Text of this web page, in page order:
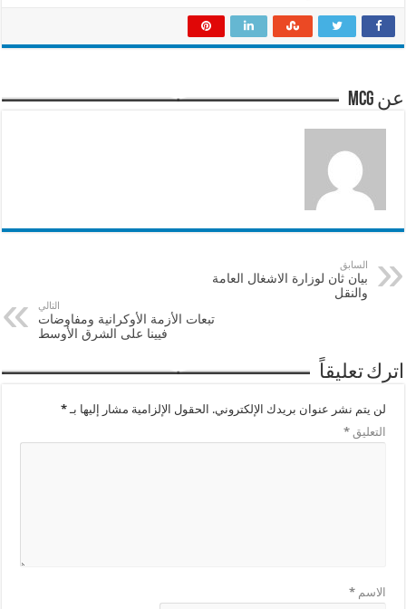
عن mcg
السابق
بيان ثان لوزارة الاشغال العامة
والنقل
التالي
تبعات الأزمة الأوكرانية ومفاوضات
فيينا على الشرق الأوسط
اترك تعليقاً
لن يتم نشر عنوان بريدك الإلكتروني. الحقول الإلزامية مشار إليها بـ*
التعليق*
الاسم*